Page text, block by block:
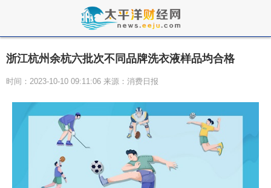
浙江杭州余杭六批次不同品牌洗衣液样品均合格
时间：2023-10-10 09:11:06 来源：消费日报